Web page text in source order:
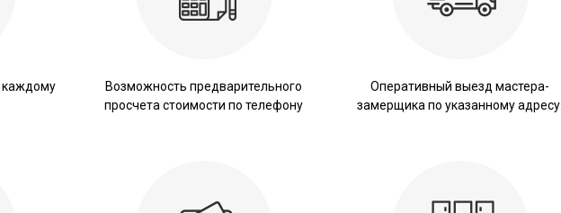
каждому
Возможность предварительного
просчета стоимости по телефону
Оперативный выезд мастера-
замерщика по указанному адресу.